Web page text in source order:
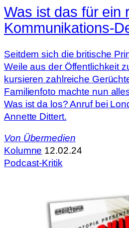
Was ist das für ein
Kommunikations-
Seitdem sich die britische
Weile aus der Öffentlichkeit
kursieren zahlreiche
Familienfoto machte nun
Was ist da los? Anruf bei
Annette Dittert.
Von Übermedien
Kolumne 12.02.24
Podcast-Kritik